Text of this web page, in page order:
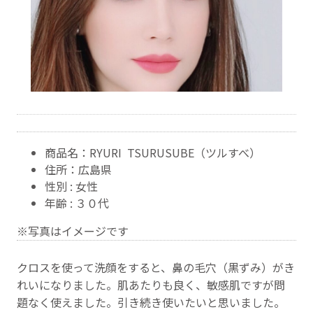
商品名：RYURI TSURUSUBE（ツルすべ）
住所：広島県
性別 : 女性
年齢 : ３０代
※写真はイメージです
クロスを使って洗顔をすると、鼻の毛穴（黒ずみ）がき
れいになりました。肌あたりも良く、敏感肌ですが問
題なく使えました。引き続き使いたいと思いました。